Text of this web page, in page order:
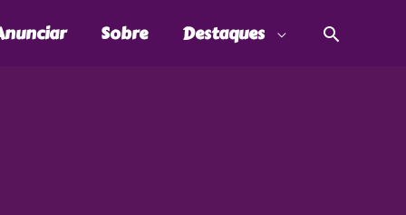
Sobre Destaques